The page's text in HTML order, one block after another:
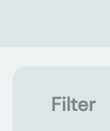
Filter